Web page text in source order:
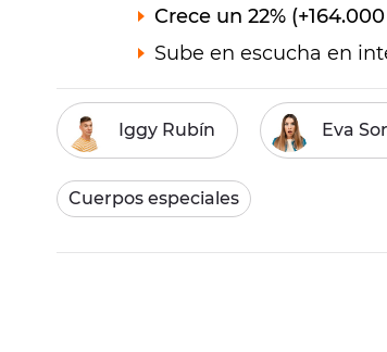
Crece un 22%
Sube en escucha en
Iggy Rubín Eva
Cuerpos especiales